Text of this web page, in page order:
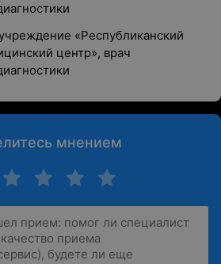
«Республиканский
центр», врач
мнением